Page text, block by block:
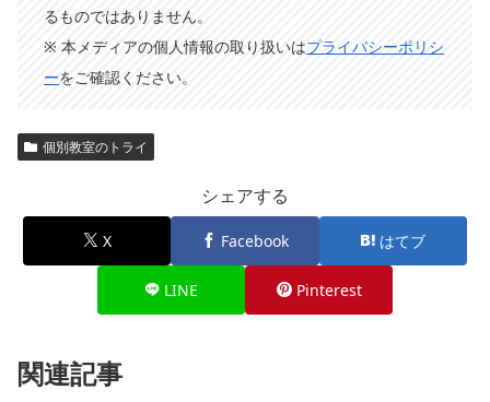
るものではありません。
※ 本メディアの個人情報の取り扱いはプライバシーポリシ
ーをご確認ください。
個別教室のトライ
シェアする
X Facebook はてブ
LINE Pinterest
関連記事